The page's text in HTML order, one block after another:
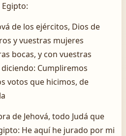
de los ejércitos, Dios de
y vuestras mujeres
bocas, y con vuestras
Cumpliremos
votos que hicimos, de
de Jehová, todo Judá que
He aquí he jurado por mi